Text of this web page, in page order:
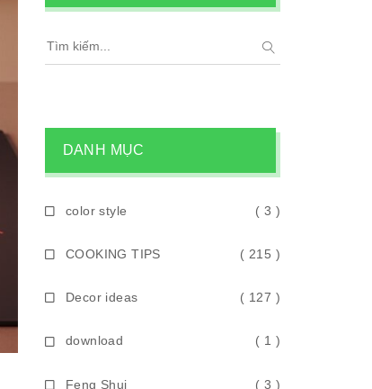
DANH MỤC
color style ( 3 )
COOKING TIPS ( 215 )
Decor ideas ( 127 )
download ( 1 )
Feng Shui ( 3 )